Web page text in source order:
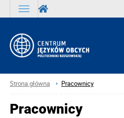
Strona główna Pracownicy
Pracownicy